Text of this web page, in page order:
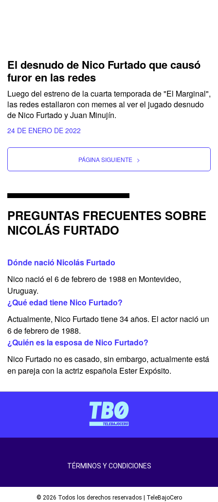
El desnudo de Nico Furtado que causó
furor en las redes
Luego del estreno de la cuarta temporada de "El Marginal",
las redes estallaron con memes al ver el jugado desnudo
de Nico Furtado y Juan Minujín.
24 DE ENERO DE 2022
PÁGINA SIGUIENTE >
PREGUNTAS FRECUENTES SOBRE
NICOLÁS FURTADO
Dónde nació Nicolás Furtado
Nico nació el 6 de febrero de 1988 en Montevideo,
Uruguay.
¿Qué edad tiene Nico Furtado?
Actualmente, Nico Furtado tiene 34 años. El actor nació un
6 de febrero de 1988.
¿Quién es la esposa de Nico Furtado?
Nico Furtado no es casado, sin embargo, actualmente está
en pareja con la actriz española Ester Expósito.
TÉRMINOS Y CONDICIONES
© 2026 Todos los derechos reservados | TeleBajoCero